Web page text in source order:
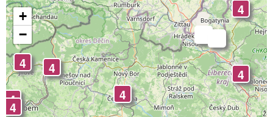
4
4
4
4
4
4
4
+
−